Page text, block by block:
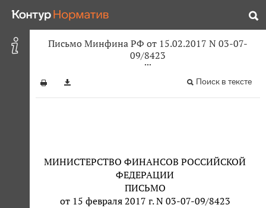
Письмо Минфина РФ от 15.02.2017 N 03-07-
09/8423
Поиск в тексте
МИНИСТЕРСТВО ФИНАНСОВ РОССИЙСКОЙ
ФЕДЕРАЦИИ
ПИСЬМО
от 15 февраля 2017 г. N 03-07-09/8423